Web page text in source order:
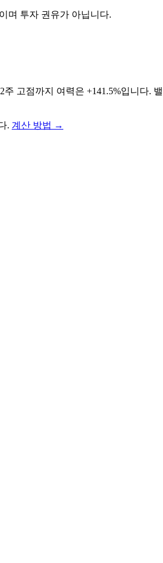
며 투자 권유가 아닙니다.
고점까지 여력은 +141.5%입니다.
. 계산 방법 →